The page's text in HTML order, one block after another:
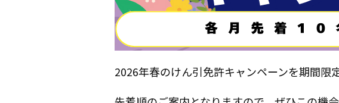
2026年春のけん引免許キャンペーンを期間限